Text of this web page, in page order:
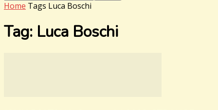
Home Tags Luca Boschi
Tag: Luca Boschi